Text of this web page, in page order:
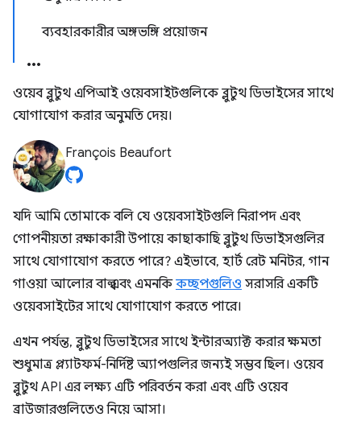
ব্যবহারকারীর অঙ্গভঙ্গি প্রয়োজন
ওয়েব ব্লুটুথ এপিআই ওয়েবসাইটগুলিকে ব্লুটুথ ডিভাইসের সাথে
যোগাযোগ করার অনুমতি দেয়।
François Beaufort
যদি আমি তোমাকে বলি যে ওয়েবসাইটগুলি নিরাপদ এবং
গোপনীয়তা রক্ষাকারী উপায়ে কাছাকাছি ব্লুটুথ ডিভাইসগুলির
সাথে যোগাযোগ করতে পারে? এইভাবে, হার্ট রেট মনিটর, গান
গাওয়া আলোর বাল্ব এবং এমনকিকচ্ছপগুলিও সরাসরি একটি
ওয়েবসাইটের সাথে যোগাযোগ করতে পারে।
এখন পর্যন্ত, ব্লুটুথ ডিভাইসের সাথে ইন্টারঅ্যাক্ট করার ক্ষমতা
শুধুমাত্র প্ল্যাটফর্ম-নির্দিষ্ট অ্যাপগুলির জন্যই সম্ভব ছিল। ওয়েব
ব্লুটুথ API এর লক্ষ্য এটি পরিবর্তন করা এবং এটি ওয়েব
ব্রাউজারগুলিতেও নিয়ে আসা।